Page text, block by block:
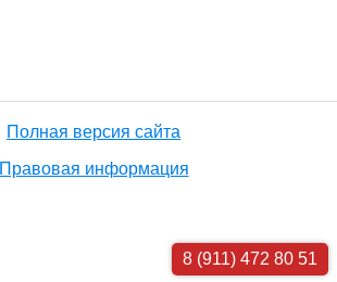
Полная версия сайта
Правовая информация
8 (911) 472 80 51